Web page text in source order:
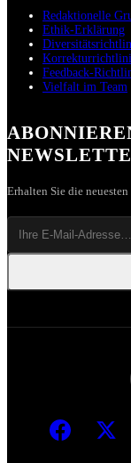
Redaktionelle
Ethik-Erklärung
Feedback-
Vielfalt im Team
Erhalten Sie die